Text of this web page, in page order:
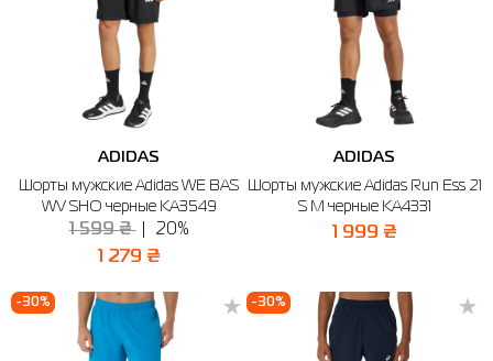
ADIDAS
Шорты мужские Adidas WE BAS
WV SHO черные KA3549
1 599 ₴ 20%
1 279 ₴
ADIDAS
Шорты мужские Adidas Run Ess 21
S M черные KA4331
1 999 ₴
-30% -30%